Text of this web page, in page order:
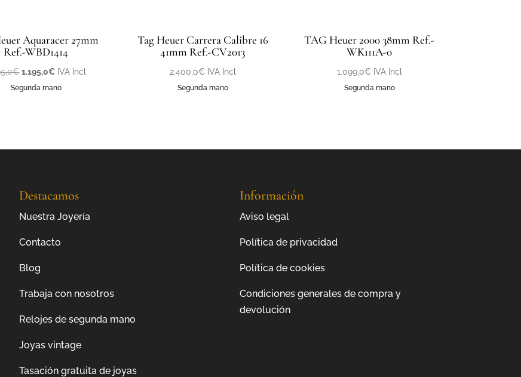
Aquaracer 27mm
Ref.-WBD1414
€ El
precio
1.195,0€El
precio
IVA Incl
Segunda mano
Tag Heuer Carrera Calibre 16
41mm Ref.-CV2013
2.400,0€ IVA Incl
Segunda mano
TAG Heuer 2000 38mm Ref.-
WK111A-0
1.099,0€ IVA Incl
Segunda mano
Destacamos
Nuestra Joyería
Contacto
Blog
Trabaja con nosotros
Relojes de segunda mano
Joyas vintage
Tasación gratuita de joyas
Información
Aviso legal
Política de privacidad
Política de cookies
Condiciones generales de compra y
devolución